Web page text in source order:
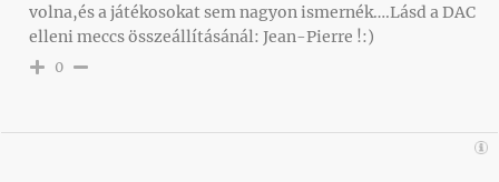
volna,és a játékosokat sem nagyon ismernék….Lásd a DAC
elleni meccs összeállításánál: Jean-Pierre !:)
0